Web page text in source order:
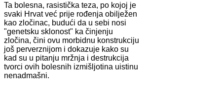
Ta bolesna, rasistička teza, po kojoj je
svaki Hrvat već prije rođenja obilježen
kao zločinac, budući da u sebi nosi
"genetsku sklonost" ka činjenju
zločina, čini ovu morbidnu konstrukciju
još perverznijom i dokazuje kako su
kad su u pitanju mržnja i destrukcija
tvorci ovih bolesnih izmišljotina uistinu
nenadmašni.